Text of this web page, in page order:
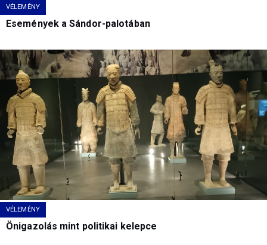
VÉLEMÉNY
Események a Sándor-palotában
VÉLEMÉNY
Önigazolás mint politikai kelepce